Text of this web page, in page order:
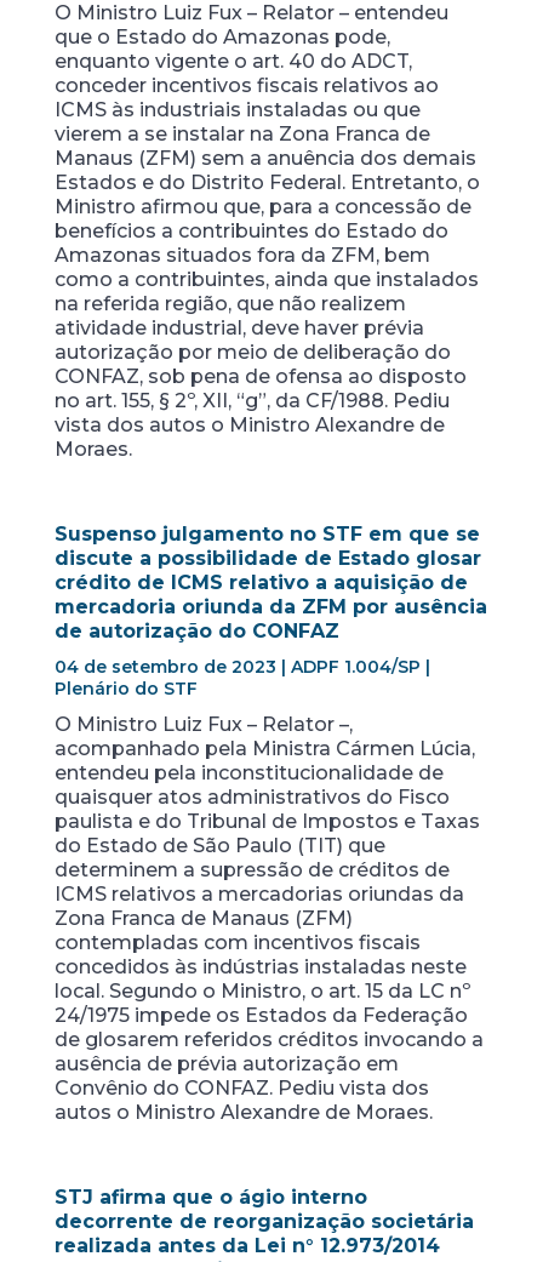
O Ministro Luiz Fux – Relator – entendeu
que o Estado do Amazonas pode,
enquanto vigente o art. 40 do ADCT,
conceder incentivos fiscais relativos ao
ICMS às industriais instaladas ou que
vierem a se instalar na Zona Franca de
Manaus (ZFM) sem a anuência dos demais
Estados e do Distrito Federal. Entretanto, o
Ministro afirmou que, para a concessão de
benefícios a contribuintes do Estado do
Amazonas situados fora da ZFM, bem
como a contribuintes, ainda que instalados
na referida região, que não realizem
atividade industrial, deve haver prévia
autorização por meio de deliberação do
CONFAZ, sob pena de ofensa ao disposto
no art. 155, § 2º, XII, “g”, da CF/1988. Pediu
vista dos autos o Ministro Alexandre de
Moraes.
Suspenso julgamento no STF em que se
discute a possibilidade de Estado glosar
crédito de ICMS relativo a aquisição de
mercadoria oriunda da ZFM por ausência
de autorização do CONFAZ
04 de setembro de 2023 | ADPF 1.004/SP |
Plenário do STF
O Ministro Luiz Fux – Relator –,
acompanhado pela Ministra Cármen Lúcia,
entendeu pela inconstitucionalidade de
quaisquer atos administrativos do Fisco
paulista e do Tribunal de Impostos e Taxas
do Estado de São Paulo (TIT) que
determinem a supressão de créditos de
ICMS relativos a mercadorias oriundas da
Zona Franca de Manaus (ZFM)
contempladas com incentivos fiscais
concedidos às indústrias instaladas neste
local. Segundo o Ministro, o art. 15 da LC nº
24/1975 impede os Estados da Federação
de glosarem referidos créditos invocando a
ausência de prévia autorização em
Convênio do CONFAZ. Pediu vista dos
autos o Ministro Alexandre de Moraes.
STJ afirma que o ágio interno
decorrente de reorganização societária
realizada antes da Lei n° 12.973/2014